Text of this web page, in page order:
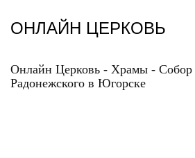
содержанию
ОНЛАЙН ЦЕРКОВЬ
Онлайн Церковь - Храмы - Собор
Радонежского в Югорске